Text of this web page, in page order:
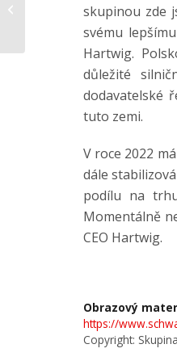
skupinou zde
svému
Hartwig.
důležité
dodavatelské
tuto zemi.
V roce 2022
dále
podílu na
Momentálně
CEO Hartwig.
Obrazový
https://
Copyright:
příležitosti 150letého